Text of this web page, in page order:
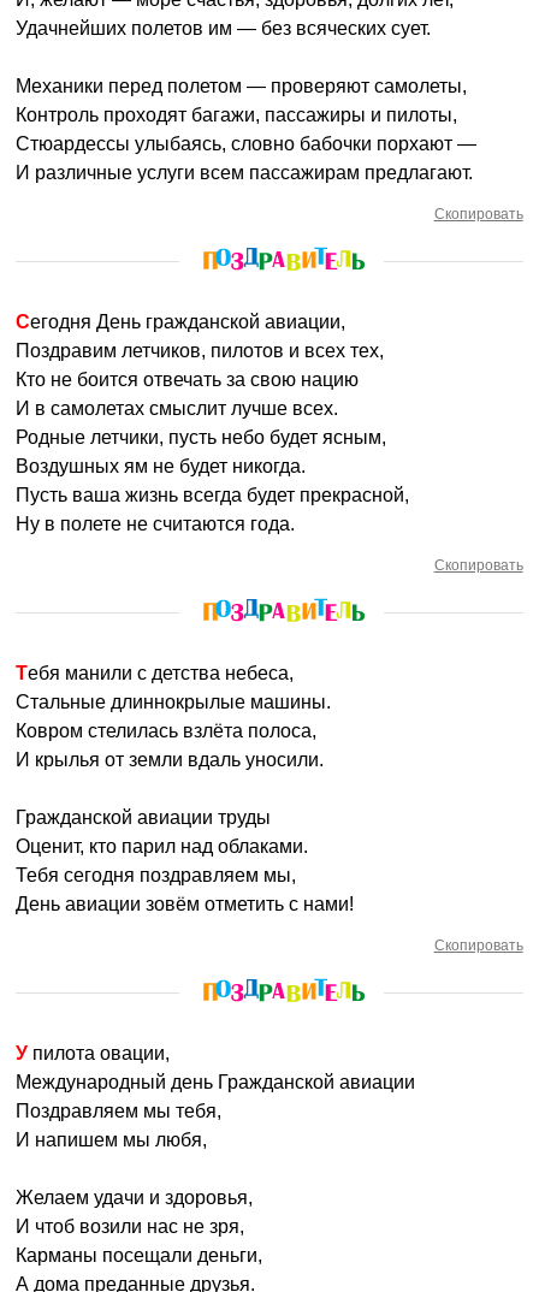
Удачнейших полетов им — без всяческих сует.
Механики перед полетом — проверяют самолеты,
Контроль проходят багажи, пассажиры и пилоты,
Стюардессы улыбаясь, словно бабочки порхают —
И различные услуги всем пассажирам предлагают.
Скопировать
Сегодня День гражданской авиации,
Поздравим летчиков, пилотов и всех тех,
Кто не боится отвечать за свою нацию
И в самолетах смыслит лучше всех.
Родные летчики, пусть небо будет ясным,
Воздушных ям не будет никогда.
Пусть ваша жизнь всегда будет прекрасной,
Ну в полете не считаются года.
Скопировать
Тебя манили с детства небеса,
Стальные длиннокрылые машины.
Ковром стелилась взлёта полоса,
И крылья от земли вдаль уносили.
Гражданской авиации труды
Оценит, кто парил над облаками.
Тебя сегодня поздравляем мы,
День авиации зовём отметить с нами!
Скопировать
У пилота овации,
Международный день Гражданской авиации
Поздравляем мы тебя,
И напишем мы любя,
Желаем удачи и здоровья,
И чтоб возили нас не зря,
Карманы посещали деньги,
А дома преданные друзья.